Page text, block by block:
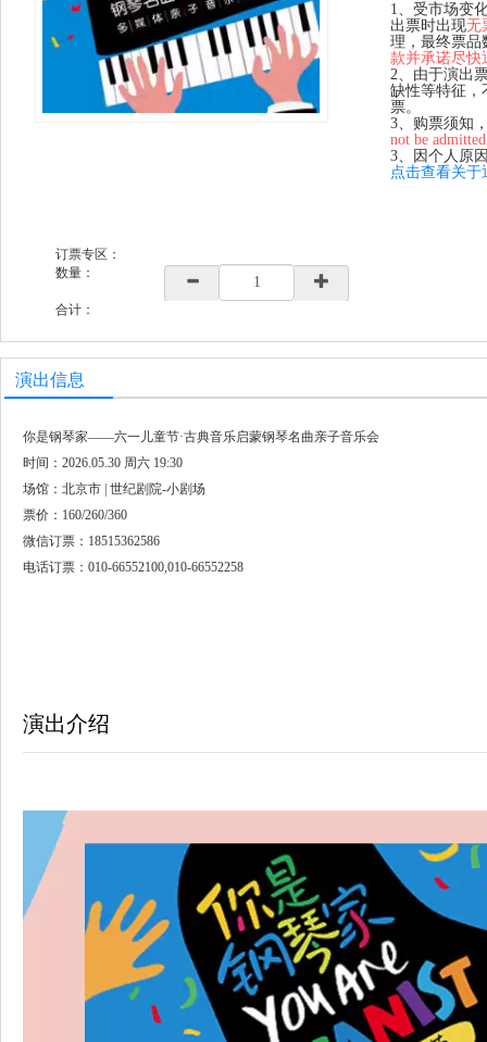
1、受市场变
出票时出现无
理，最终票品
款并承诺尽快
2、由于演出
缺性等特征，
票。
3、购票须知
not be
3、因个人原
点击查看关于
订票专区：
数量：
合计：
演出信息
你是钢琴家——六一儿童节·古典音乐启蒙钢琴名曲亲子音乐会
时间：2026.05.30 周六 19:30
场馆：北京市 | 世纪剧院-小剧场
票价：160/260/360
微信订票：18515362586
电话订票：010-66552100,010-66552258
演出介绍